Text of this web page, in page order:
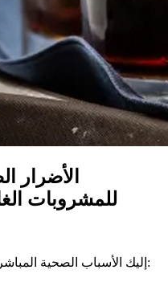
الأضرار
للمشروبات
إليك الأسباب الصحية المباشرة والحلول العملية لتجنب هذه العادة: